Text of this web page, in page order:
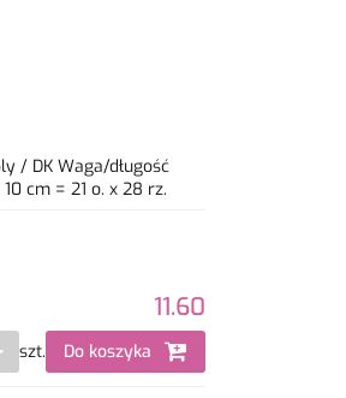
/ DK Waga/długość
cm = 21 o. x 28 rz.
11.60
szt. Do koszyka